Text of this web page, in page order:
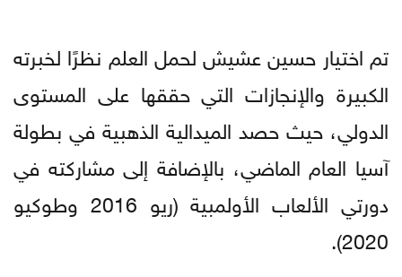
تم اختيار حسين عشيش لحمل العلم نظرًا لخبرته
الكبيرة والإنجازات التي حققها على المستوى
الدولي، حيث حصد الميدالية الذهبية في بطولة
آسيا العام الماضي، بالإضافة إلى مشاركته في
دورتي الألعاب الأولمبية (ريو 2016 وطوكيو
2020).